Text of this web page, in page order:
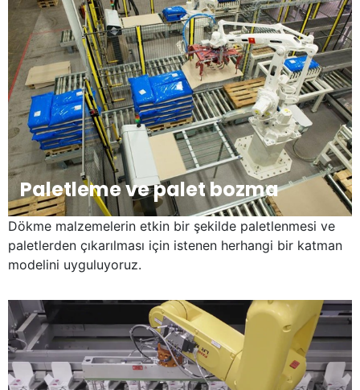
Paletleme ve palet bozma
Dökme malzemelerin etkin bir şekilde paletlenmesi ve
paletlerden çıkarılması için istenen herhangi bir katman
modelini uyguluyoruz.